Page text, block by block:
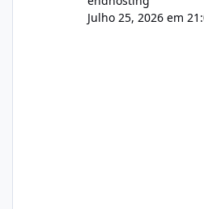
Julho 25, 2026 em